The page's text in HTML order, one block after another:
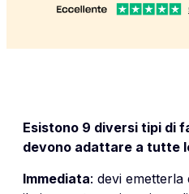
Esistono 9 diversi tipi di
devono adattare a tutte
Immediata: devi